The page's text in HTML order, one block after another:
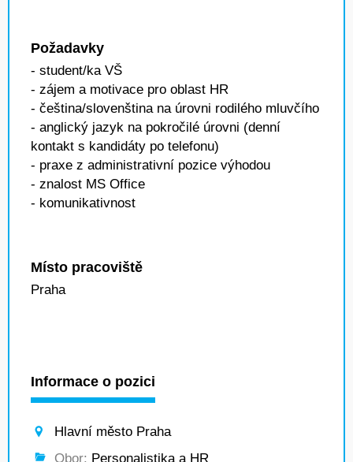
Požadavky
- student/ka VŠ
- zájem a motivace pro oblast HR
- čeština/slovenština na úrovni rodilého mluvčího
- anglický jazyk na pokročilé úrovni (denní
kontakt s kandidáty po telefonu)
- praxe z administrativní pozice výhodou
- znalost MS Office
- komunikativnost
Místo pracoviště
Praha
Informace o pozici
Hlavní město Praha
Obor: Personalistika a HR